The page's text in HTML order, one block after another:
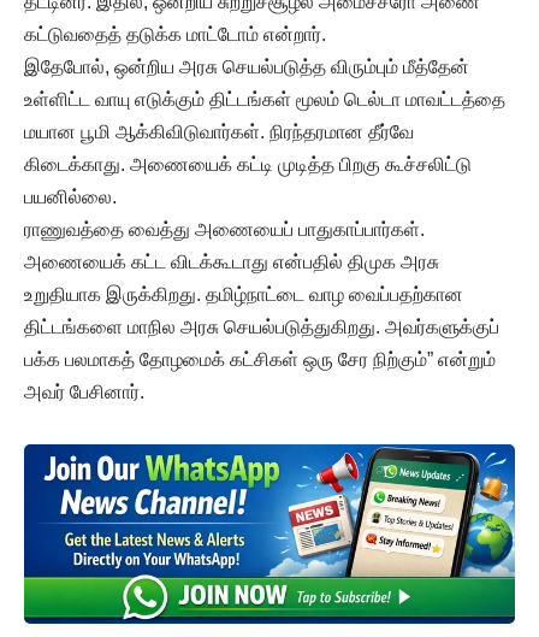
கட்டுவதைத் தடுக்க மாட்டோம் என்றார்.
இதேபோல், ஒன்றிய அரசு செயல்படுத்த விரும்பும் மீத்தேன்
உள்ளிட்ட வாயு எடுக்கும் திட்டங்கள் மூலம் டெல்டா மாவட்டத்தை
மயான பூமி ஆக்கிவிடுவார்கள். நிரந்தரமான தீர்வே
கிடைக்காது. அணையைக் கட்டி முடித்த பிறகு கூச்சலிட்டு
பயனில்லை.
ராணுவத்தை வைத்து அணையைப் பாதுகாப்பார்கள்.
அணையைக் கட்ட விடக்கூடாது என்பதில் திமுக அரசு
உறுதியாக இருக்கிறது. தமிழ்நாட்டை வாழ வைப்பதற்கான
திட்டங்களை மாநில அரசு செயல்படுத்துகிறது. அவர்களுக்குப்
பக்க பலமாகத் தோழமைக் கட்சிகள் ஒரு சேர நிற்கும்” என்றும்
அவர் பேசினார்.